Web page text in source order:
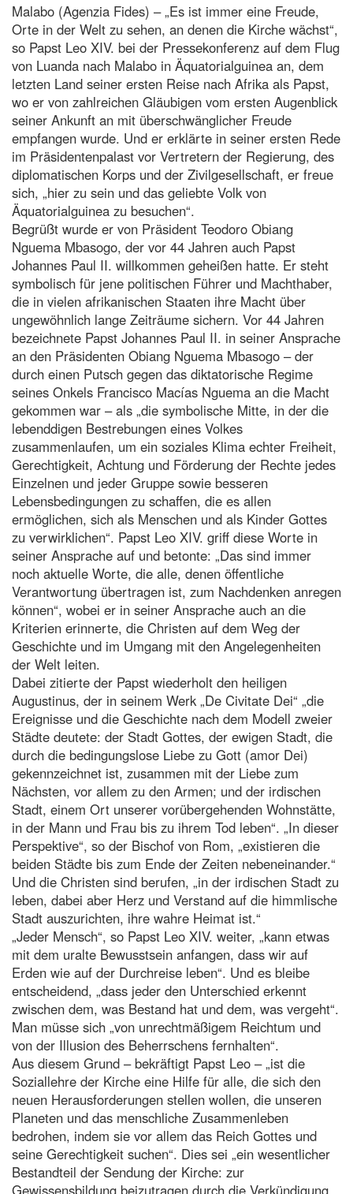
Malabo (Agenzia Fides) – „Es ist immer eine Freude,
Orte in der Welt zu sehen, an denen die Kirche wächst“,
so Papst Leo XIV. bei der Pressekonferenz auf dem Flug
von Luanda nach Malabo in Äquatorialguinea an, dem
letzten Land seiner ersten Reise nach Afrika als Papst,
wo er von zahlreichen Gläubigen vom ersten Augenblick
seiner Ankunft an mit überschwänglicher Freude
empfangen wurde. Und er erklärte in seiner ersten Rede
im Präsidentenpalast vor Vertretern der Regierung, des
diplomatischen Korps und der Zivilgesellschaft, er freue
sich, „hier zu sein und das geliebte Volk von
Äquatorialguinea zu besuchen“.
Begrüßt wurde er von Präsident Teodoro Obiang
Nguema Mbasogo, der vor 44 Jahren auch Papst
Johannes Paul II. willkommen geheißen hatte. Er steht
symbolisch für jene politischen Führer und Machthaber,
die in vielen afrikanischen Staaten ihre Macht über
ungewöhnlich lange Zeiträume sichern. Vor 44 Jahren
bezeichnete Papst Johannes Paul II. in seiner Ansprache
an den Präsidenten Obiang Nguema Mbasogo – der
durch einen Putsch gegen das diktatorische Regime
seines Onkels Francisco Macías Nguema an die Macht
gekommen war – als „die symbolische Mitte, in der die
lebenddigen Bestrebungen eines Volkes
zusammenlaufen, um ein soziales Klima echter Freiheit,
Gerechtigkeit, Achtung und Förderung der Rechte jedes
Einzelnen und jeder Gruppe sowie besseren
Lebensbedingungen zu schaffen, die es allen
ermöglichen, sich als Menschen und als Kinder Gottes
zu verwirklichen“. Papst Leo XIV. griff diese Worte in
seiner Ansprache auf und betonte: „Das sind immer
noch aktuelle Worte, die alle, denen öffentliche
Verantwortung übertragen ist, zum Nachdenken anregen
können“, wobei er in seiner Ansprache auch an die
Kriterien erinnerte, die Christen auf dem Weg der
Geschichte und im Umgang mit den Angelegenheiten
der Welt leiten.
Dabei zitierte der Papst wiederholt den heiligen
Augustinus, der in seinem Werk „De Civitate Dei“ „die
Ereignisse und die Geschichte nach dem Modell zweier
Städte deutete: der Stadt Gottes, der ewigen Stadt, die
durch die bedingungslose Liebe zu Gott (amor Dei)
gekennzeichnet ist, zusammen mit der Liebe zum
Nächsten, vor allem zu den Armen; und der irdischen
Stadt, einem Ort unserer vorübergehenden Wohnstätte,
in der Mann und Frau bis zu ihrem Tod leben“. „In dieser
Perspektive“, so der Bischof von Rom, „existieren die
beiden Städte bis zum Ende der Zeiten nebeneinander.“
Und die Christen sind berufen, „in der irdischen Stadt zu
leben, dabei aber Herz und Verstand auf die himmlische
Stadt auszurichten, ihre wahre Heimat ist.“
„Jeder Mensch“, so Papst Leo XIV. weiter, „kann etwas
mit dem uralte Bewusstsein anfangen, dass wir auf
Erden wie auf der Durchreise leben“. Und es bleibe
entscheidend, „dass jeder den Unterschied erkennt
zwischen dem, was Bestand hat und dem, was vergeht“.
Man müsse sich „von unrechtmäßigem Reichtum und
von der Illusion des Beherrschens fernhalten“.
Aus diesem Grund – bekräftigt Papst Leo – „ist die
Soziallehre der Kirche eine Hilfe für alle, die sich den
neuen Herausforderungen stellen wollen, die unseren
Planeten und das menschliche Zusammenleben
bedrohen, indem sie vor allem das Reich Gottes und
seine Gerechtigkeit suchen“. Dies sei „ein wesentlicher
Bestandteil der Sendung der Kirche: zur
Gewissensbildung beizutragen durch die Verkündigung